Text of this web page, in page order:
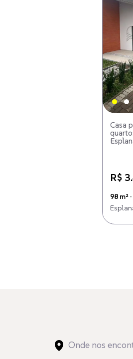
Casa
R$
98 m²
Onde nos